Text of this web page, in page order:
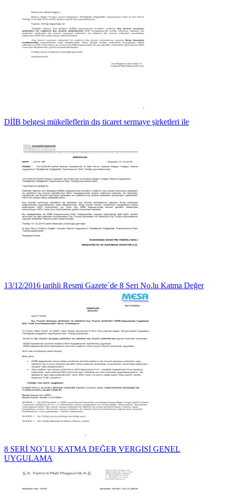
DİİB belgesi mükelleflerin dış ticaret sermaye şirketleri ile
13/12/2016 tarihli Resmi Gazete`de 8 Seri No.lu Katma Değer
8 SERİ NO`LU KATMA DEĞER VERGİSİ GENEL
UYGULAMA